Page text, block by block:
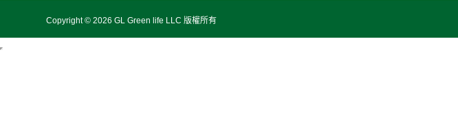
Copyright © 2026 GL Green life LLC 版權所有